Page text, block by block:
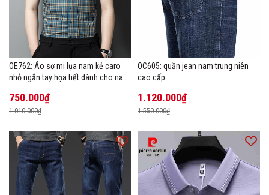
OE762: Áo sơ mi lụa nam kẻ caro
nhỏ ngắn tay họa tiết dành cho nam
750.000₫
1.010.000₫
OC605: quần jean nam trung niên
cao cấp
1.120.000₫
1.550.000₫